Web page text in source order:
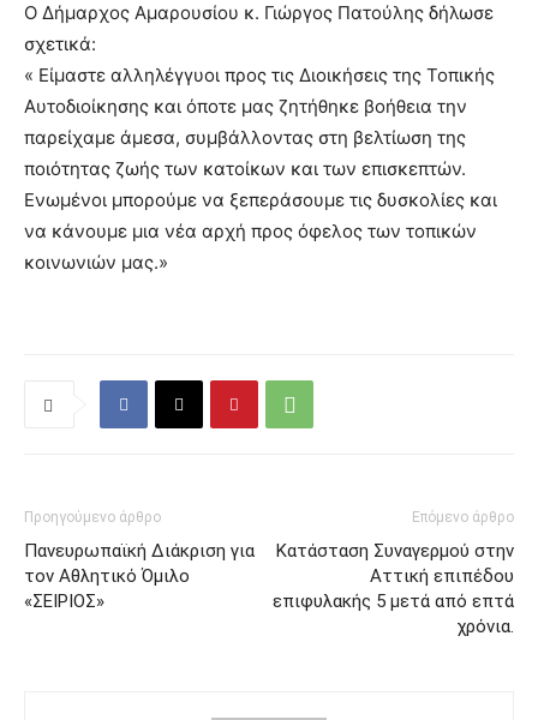
Ο Δήμαρχος Αμαρουσίου κ. Γιώργος Πατούλης δήλωσε
σχετικά:
« Είμαστε αλληλέγγυοι προς τις Διοικήσεις της Τοπικής
Αυτοδιοίκησης και όποτε μας ζητήθηκε βοήθεια την
παρείχαμε άμεσα, συμβάλλοντας στη βελτίωση της
ποιότητας ζωής των κατοίκων και των επισκεπτών.
Ενωμένοι μπορούμε να ξεπεράσουμε τις δυσκολίες και
να κάνουμε μια νέα αρχή προς όφελος των τοπικών
κοινωνιών μας.»
Προηγούμενο άρθρο
Πανευρωπαϊκή Διάκριση για
τον Αθλητικό Όμιλο
«ΣΕΙΡΙΟΣ»
Επόμενο άρθρο
Κατάσταση Συναγερμού στην
Αττική επιπέδου
επιφυλακής 5 μετά από επτά
χρόνια.